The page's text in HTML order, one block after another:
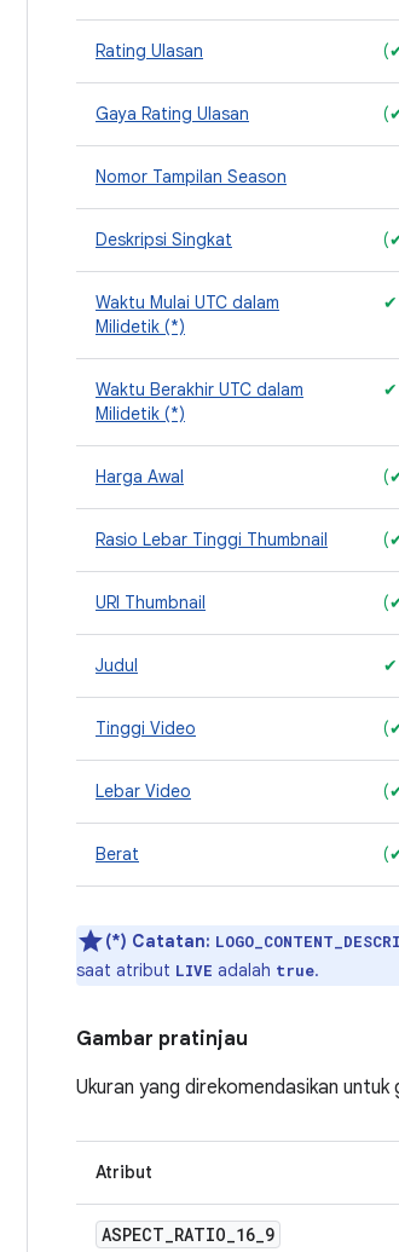
Rating Ulasan
Gaya Rating Ulasan
Nomor Tampilan Season
Deskripsi Singkat
Waktu Mulai UTC dalam
Milidetik (*)
✔
Waktu Berakhir UTC dalam
Milidetik (*)
✔
Harga Awal
Rasio Lebar Tinggi Thumbnail
URI Thumbnail
Judul ✔
Tinggi Video
Lebar Video
Berat
(*) Catatan:
saat atribut LIVE adalah true.
Gambar pratinjau
Ukuran yang direkomendasikan
Atribut
ASPECT_RATIO_16_9